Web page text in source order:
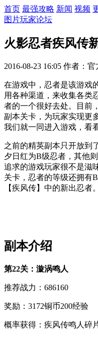
首页 最强攻略 新闻 视频
图片玩家论坛
火影忍者疾风传
2016-08-23 16:05 作者：官
在游戏中，忍者是该游戏
用各种渠道，来收集各类
者的一个很好去处。目前
副本关卡，为玩家实现更
我们就一同进入游戏，看
之前的精英副本只开放到
夕日红为B级忍者，其他
追求的游戏玩家很不是滋
关卡，忍者的等级还拥有
【疾风传】中的新出忍者。
副本介绍
第22关：漩涡鸣人
推荐战力：686160
奖励：3172铜币200经验
概率获得：疾风传鸣人碎